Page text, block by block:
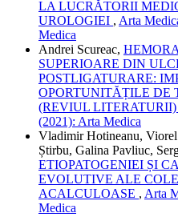
LA LUCRĂTORII
UROLOGIEI , Arta
Medica
Andrei Scureac,
SUPERIOARE DIN
POSTLIGATURARE:
OPORTUNITĂȚILE DE
(REVIUL LITERATURII)
(2021): Arta Medica
Vladimir Hotineanu,
Știrbu, Galina Pavliuc,
ETIOPATOGENIEI ȘI
EVOLUTIVE ALE
ACALCULOASE , Arta
Medica